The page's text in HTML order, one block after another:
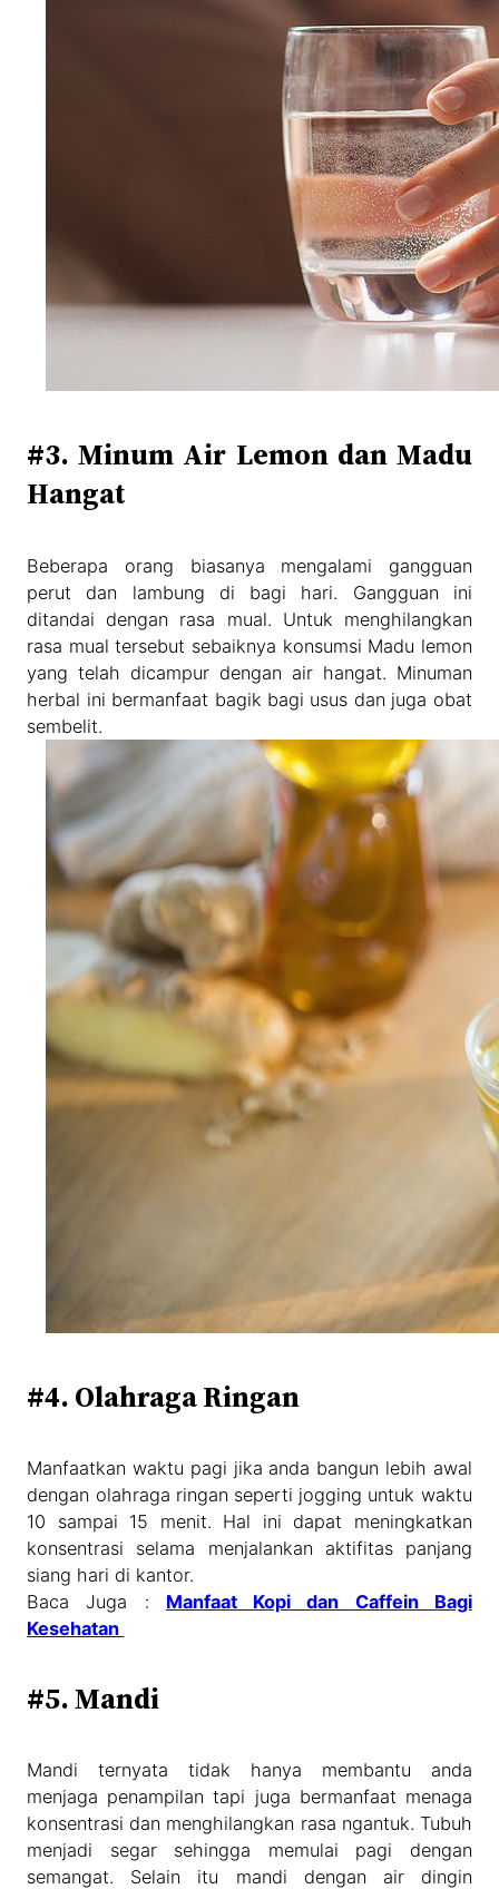
#3. Minum Air Lemon dan Madu
Hangat
Beberapa orang biasanya mengalami gangguan
perut dan lambung di bagi hari. Gangguan ini
ditandai dengan rasa mual. Untuk menghilangkan
rasa mual tersebut sebaiknya konsumsi Madu lemon
yang telah dicampur dengan air hangat. Minuman
herbal ini bermanfaat bagik bagi usus dan juga obat
sembelit.
#4. Olahraga Ringan
Manfaatkan waktu pagi jika anda bangun lebih awal
dengan olahraga ringan seperti jogging untuk waktu
10 sampai 15 menit. Hal ini dapat meningkatkan
konsentrasi selama menjalankan aktifitas panjang
siang hari di kantor.
Baca Juga : Manfaat Kopi dan Caffein Bagi
Kesehatan
#5. Mandi
Mandi ternyata tidak hanya membantu anda
menjaga penampilan tapi juga bermanfaat menaga
konsentrasi dan menghilangkan rasa ngantuk. Tubuh
menjadi segar sehingga memulai pagi dengan
semangat. Selain itu mandi dengan air dingin